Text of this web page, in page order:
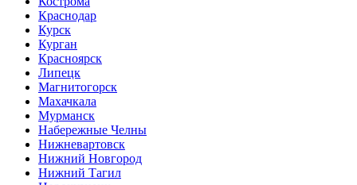
Краснодар
Курск
Курган
Красноярск
Липецк
Магнитогорск
Махачкала
Мурманск
Набережные Челны
Нижневартовск
Нижний Новгород
Нижний Тагил